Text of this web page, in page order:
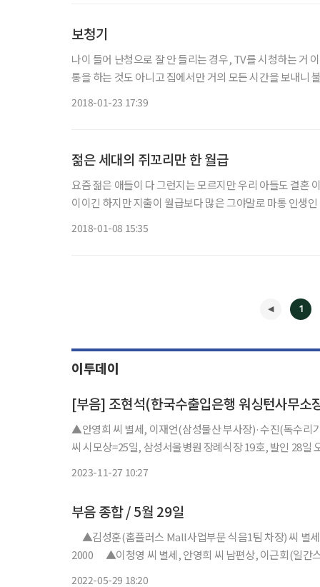
보청기
나이 들어 난청으로 잘 안 들리는 경우, TV를 시청하는 거
통을 하는 것도 아니고 집에서만 거의 모든 시간을 보내니
2018-01-23 17:39
젊은 세대의 쥐꼬리만 한 월급
요즘 젊은 애들이 다 그런지는 모르지만 우리 아들도 결혼
이이긴 하지만 지출이 월급보다 많은 그야말로 마통 인생
2018-01-08 15:35
1
이투데이
[부음] 조현석(한국수출입은행 워싱턴사무소
▲안영희 씨 별세, 이재언(삼성물산 부사장)·수진(독수리
씨 시모상=25일, 삼성서울병원 장례식장 19호, 발인 28일
2023-11-27 10:27
부음 종합 / 5월 29일
▲김성훈(홈플러스 Mall사업부문 식음1팀 차장) 씨 별
2000 ▲이청영 씨 별세, 안영희 씨 남편상, 이근회(일간
2022-05-29 18:20